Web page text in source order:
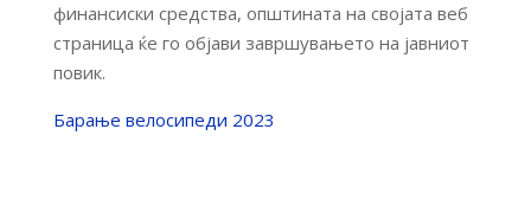
финансиски средства, општината на својата веб
страница ќе го објави завршувањето на јавниот
повик.
Барање велосипеди 2023